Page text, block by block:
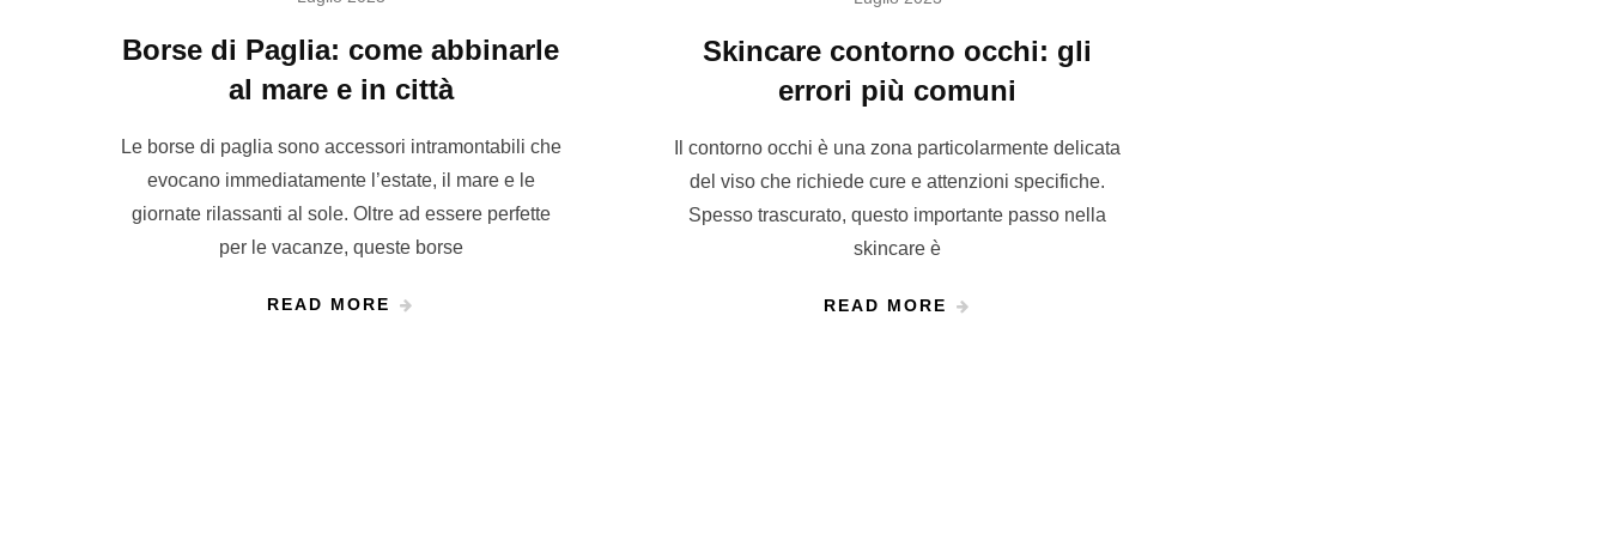
Borse di Paglia: come abbinarle
al mare e in città
Le borse di paglia sono accessori intramontabili che
evocano immediatamente l’estate, il mare e le
giornate rilassanti al sole. Oltre ad essere perfette
per le vacanze, queste borse
READ MORE
Skincare contorno occhi: gli
errori più comuni
Il contorno occhi è una zona particolarmente delicata
del viso che richiede cure e attenzioni specifiche.
Spesso trascurato, questo importante passo nella
skincare è
READ MORE